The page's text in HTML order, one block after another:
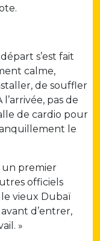
s’est fait
calme,
de souffler
pas de
de cardio pour
le
un premier
officiels
vieux Dubaï
d’entrer,
»